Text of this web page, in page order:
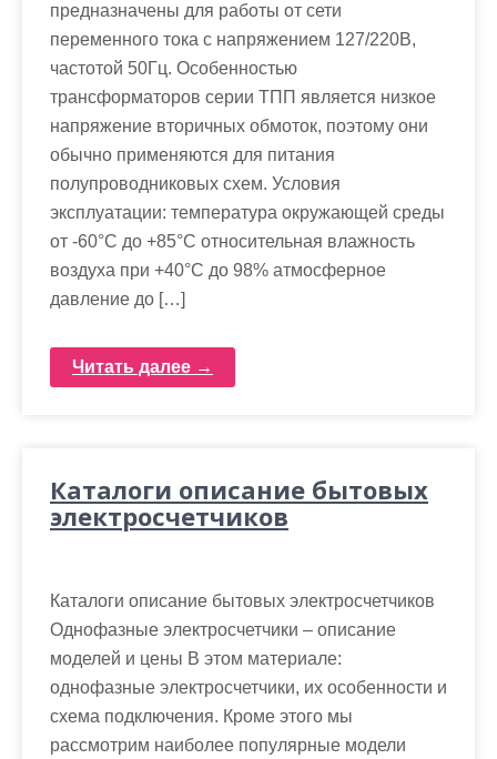
предназначены для работы от сети
переменного тока с напряжением 127/220В,
частотой 50Гц. Особенностью
трансформаторов серии ТПП является низкое
напряжение вторичных обмоток, поэтому они
обычно применяются для питания
полупроводниковых схем. Условия
эксплуатации: температура окружающей среды
от -60°С до +85°С относительная влажность
воздуха при +40°С до 98% атмосферное
давление до […]
Читать далее →
Каталоги описание бытовых
электросчетчиков
Каталоги описание бытовых электросчетчиков
Однофазные электросчетчики – описание
моделей и цены В этом материале:
однофазные электросчетчики, их особенности и
схема подключения. Кроме этого мы
рассмотрим наиболее популярные модели